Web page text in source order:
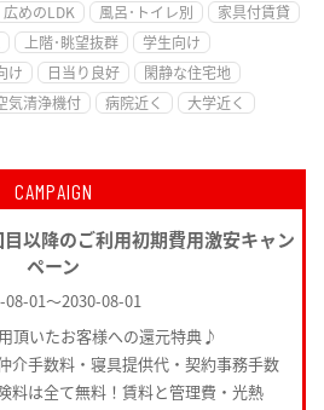
広めのLDK 風呂･トイレ別
家具付賃貸
上階･眺望抜群
学生向け
け 日当り良好
閑静な住宅地
気清浄機付 病院近く
大学近く
CAMPAIGN
目以降のご利用初期費用激安キャン
ペーン
08-01～2030-08-01
頂いたお客様への還元特典♪
介手数料・寝具提供代・契約事務手数
料は全て無料！賃料と管理費・光熱